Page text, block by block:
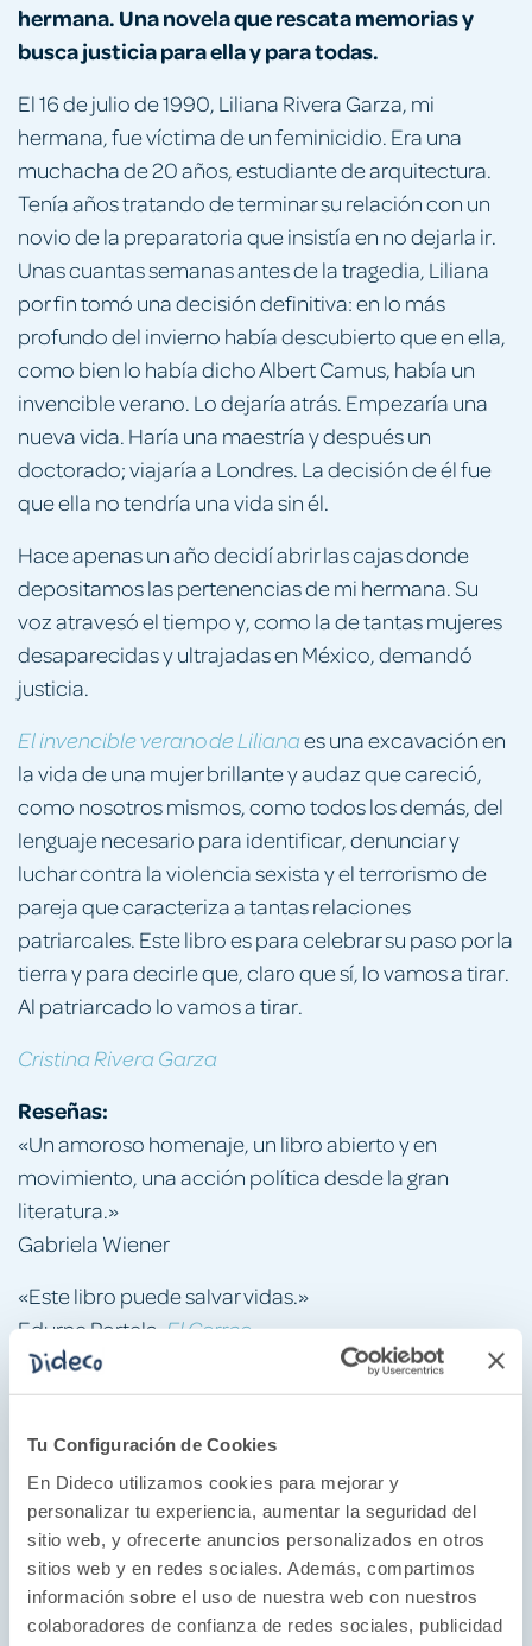
Tu Configuración de Cookies
En Dideco utilizamos cookies para mejorar y
personalizar tu experiencia, aumentar la seguridad del
sitio web, y ofrecerte anuncios personalizados en otros
sitios web y en redes sociales. Además, compartimos
información sobre el uso de nuestra web con nuestros
colaboradores de confianza de redes sociales, publicidad
hermana. Una novela que rescata memorias y
busca justicia para ella y para todas.
El 16 de julio de 1990, Liliana Rivera Garza, mi
hermana, fue víctima de un feminicidio. Era una
muchacha de 20 años, estudiante de arquitectura.
Tenía años tratando de terminar su relación con un
novio de la preparatoria que insistía en no dejarla ir.
Unas cuantas semanas antes de la tragedia, Liliana
por fin tomó una decisión definitiva: en lo más
profundo del invierno había descubierto que en ella,
como bien lo había dicho Albert Camus, había un
invencible verano. Lo dejaría atrás. Empezaría una
nueva vida. Haría una maestría y después un
doctorado; viajaría a Londres. La decisión de él fue
que ella no tendría una vida sin él.
Hace apenas un año decidí abrir las cajas donde
depositamos las pertenencias de mi hermana. Su
voz atravesó el tiempo y, como la de tantas mujeres
desaparecidas y ultrajadas en México, demandó
justicia.
El invencible verano de Lilianaes una excavación en
la vida de una mujer brillante y audaz que careció,
como nosotros mismos, como todos los demás, del
lenguaje necesario para identificar, denunciar y
luchar contra la violencia sexista y el terrorismo de
pareja que caracteriza a tantas relaciones
patriarcales. Este libro es para celebrar su paso por la
tierra y para decirle que, claro que sí, lo vamos a tirar.
Al patriarcado lo vamos a tirar.
Cristina Rivera Garza
Reseñas:
«Un amoroso homenaje, un libro abierto y en
movimiento, una acción política desde la gran
literatura.»
Gabriela Wiener
«Este libro puede salvar vidas.»
Edurne Portela,El Correo
«Un libro-ritualque convoca a la víctima y la restaura,
Nadal Suau,El Cultural
Sobre la autora:
«Advertencia: Cristina Rivera Garza es una escritora
explosiva. Una diestra creadora de atmósferas, con
un estilo poderoso, una lengua evocativa e
indomable.»